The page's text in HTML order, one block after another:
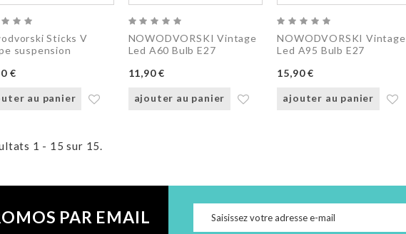
Sticks V
suspension
€
au panier
NOWODVORSKI Vintage
Led A60 Bulb E27
11,90 €
ajouter au panier
NOWODVORSKI Vintage
Led A95 Bulb E27
15,90 €
ajouter au panier
1 - 15 sur 15.
PAR EMAIL